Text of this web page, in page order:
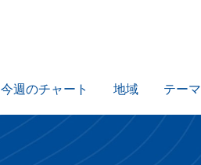
今週のチャート 地域 テーマ